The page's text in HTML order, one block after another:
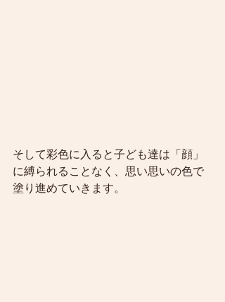
そして彩色に入ると子ども達は「顔」
に縛られることなく、思い思いの色で
塗り進めていきます。